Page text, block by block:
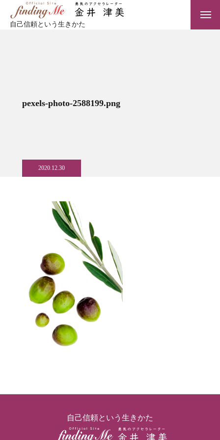
自己信頼という生きかた
ゲーム（Life with Social interest）
お客様の声
お問い合わせ
pexels-photo-2588199.png
2020.12.30
自己信頼という生きかた